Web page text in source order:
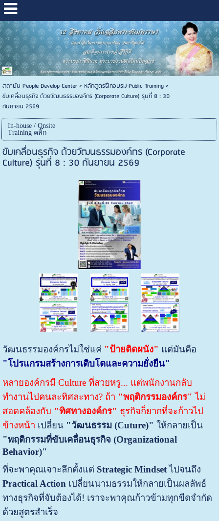
สถาบัน People Develop Center> หลักสูตรฝึกอบรม Public Training>
ขับเคลื่อนธุรกิจ ด้วยวัฒนธรรมองค์กร (Corporate Culture) รุ่นที่ 8 : 30
กันยายน 2569
In-house / Onsite
Training คลิ๊ก
ขับเคลื่อนธุรกิจ ด้วยวัฒนธรรมองค์กร (Corporate
Culture) รุ่นที่ 8 : 30 กันยายน 2569
วัฒนธรรมองค์กรไม่ใช่แค่ "ป้ายติดผนัง" แต่มันคือ
"โปรแกรมสร้างการเติบโตและความยั่งยืน" ​
หลายองค์กรมี Culture ที่สวยหรู... แต่พนักงานกลับ
ทำงานไปคนละทิศละทาง? ถ้า "พฤติกรรมองค์กร" ไม่
สอดคล้องกับ "ทิศทางองค์กร" ธุรกิจก็ยากที่จะก้าวไป
ข้างหน้า ​เปลี่ยน "วัฒนธรรม (Cuture)" ให้กลายเป็น
"พฤติกรรมที่ขับเคลื่อนธุรกิจ (Organizational
Behavior)"
ที่จะพาคุณเจาะลึกตั้งแต่ Strategic Mindsetไปจนถึง
Practical Action เปลี่ยนนามธรรมให้กลายเป็นผลลัพธ์
ทางธุรกิจที่จับต้องได้! ​เราจะพาคุณก้าวข้ามทุกขีดจำกัด
ด้วยสูตรสำเร็จ